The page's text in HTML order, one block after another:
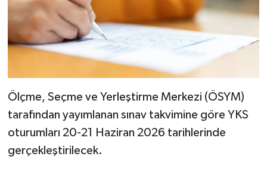
Ölçme, Seçme ve Yerleştirme Merkezi (ÖSYM)
tarafından yayımlanan sınav takvimine göre YKS
oturumları 20-21 Haziran 2026 tarihlerinde
gerçekleştirilecek.